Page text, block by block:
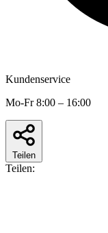
Kundenservice
Mo-Fr 8:00 – 16:00
Teilen
Teilen: